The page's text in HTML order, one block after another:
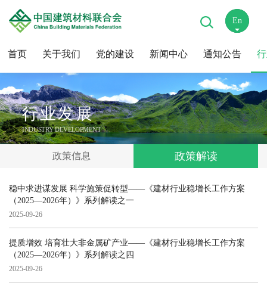
首页 关于我们 党的建设 新闻中心 通知公告
En
中
行业发展
INDUSTRY DEVELOPMENT
政策信息 政策解读
稳中求进谋发展 科学施策促转型——《建材行业稳增长工作方案
（2025—2026年）》系列解读之一
2025-09-26
提质增效 培育壮大非金属矿产业——《建材行业稳增长工作方案
（2025—2026年）》系列解读之四
2025-09-26